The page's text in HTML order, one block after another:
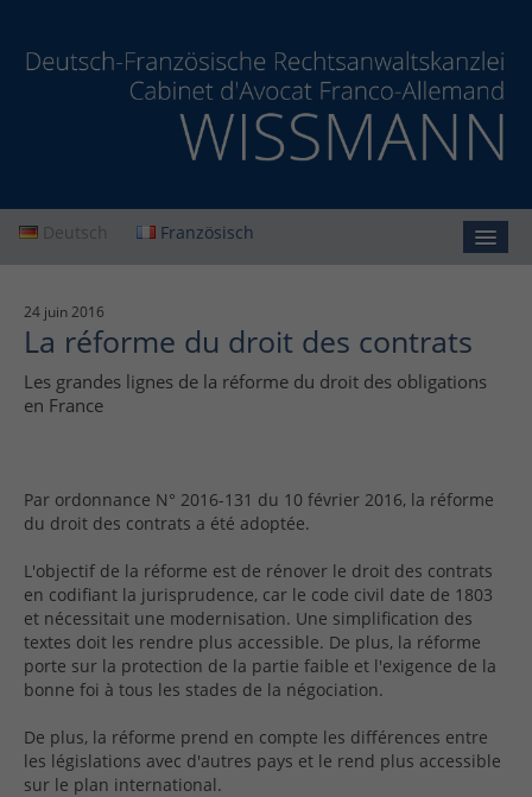
Deutsch Französisch
Cabinet
Prestations
Protection des données
Mentions légales
24 juin 2016
La réforme du droit des contrats
Les grandes lignes de la réforme du droit des obligations
en France
Par ordonnance N° 2016-131 du 10 février 2016, la réforme
du droit des contrats a été adoptée.
L'objectif de la réforme est de rénover le droit des contrats
en codifiant la jurisprudence, car le code civil date de 1803
et nécessitait une modernisation. Une simplification des
textes doit les rendre plus accessible. De plus, la réforme
porte sur la protection de la partie faible et l'exigence de la
bonne foi à tous les stades de la négociation.
De plus, la réforme prend en compte les différences entre
les législations avec d'autres pays et le rend plus accessible
sur le plan international.